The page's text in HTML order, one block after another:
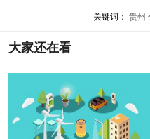
关键词： 贵州
大家还在看